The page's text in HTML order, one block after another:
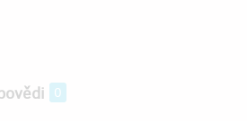
0